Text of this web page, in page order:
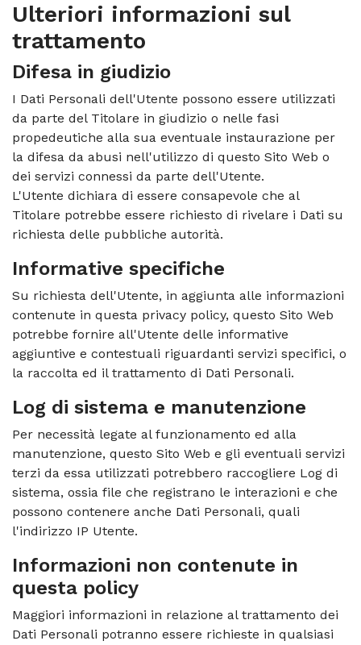
Ulteriori informazioni sul
trattamento
Difesa in giudizio
I Dati Personali dell'Utente possono essere utilizzati
da parte del Titolare in giudizio o nelle fasi
propedeutiche alla sua eventuale instaurazione per
la difesa da abusi nell'utilizzo di questo Sito Web o
dei servizi connessi da parte dell'Utente.
L'Utente dichiara di essere consapevole che al
Titolare potrebbe essere richiesto di rivelare i Dati su
richiesta delle pubbliche autorità.
Informative specifiche
Su richiesta dell'Utente, in aggiunta alle informazioni
contenute in questa privacy policy, questo Sito Web
potrebbe fornire all'Utente delle informative
aggiuntive e contestuali riguardanti servizi specifici, o
la raccolta ed il trattamento di Dati Personali.
Log di sistema e manutenzione
Per necessità legate al funzionamento ed alla
manutenzione, questo Sito Web e gli eventuali servizi
terzi da essa utilizzati potrebbero raccogliere Log di
sistema, ossia file che registrano le interazioni e che
possono contenere anche Dati Personali, quali
l'indirizzo IP Utente.
Informazioni non contenute in
questa policy
Maggiori informazioni in relazione al trattamento dei
Dati Personali potranno essere richieste in qualsiasi